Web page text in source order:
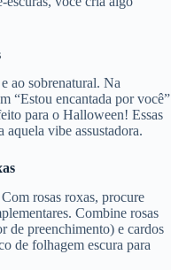
ao sobrenatural. Na
“Estou encantada por você”
para o Halloween! Essas
aquela vibe assustadora.
Com rosas roxas, procure
Combine rosas
de preenchimento) e cardos
de folhagem escura para